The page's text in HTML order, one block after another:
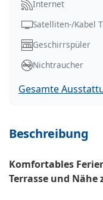
Internet
Satelliten-/Kabel
Geschirrspüler
Nichtraucher
Gesamte
Beschreibung
Komfortables
Terrasse und Nähe